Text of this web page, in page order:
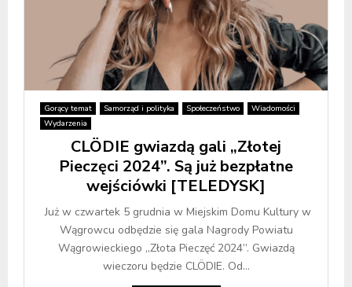
Gorący temat Samorząd i polityka Społeczeństwo
Wiadomości
Wydarzenia
CLÖDIE gwiazdą gali „Złotej
Pieczęci 2024”. Są już bezpłatne
wejściówki [TELEDYSK]
Już w czwartek 5 grudnia w Miejskim Domu Kultury w
Wągrowcu odbędzie się gala Nagrody Powiatu
Wągrowieckiego „Złota Pieczęć 2024”. Gwiazdą
wieczoru będzie CLÖDIE. Od...